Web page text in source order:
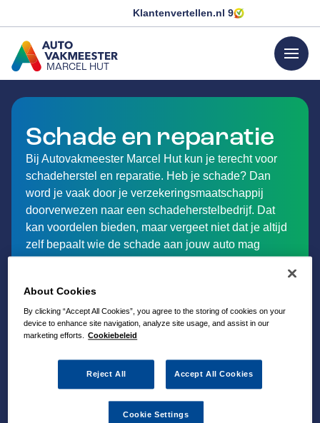
Klantenvertellen.nl 9
MARCEL HUT
GA NAAR DE HOMEPAGINA
menu
Schade en reparatie
Bij Autovakmeester Marcel Hut kun je terecht voor
schadeherstel en reparatie. Heb je schade? Dan
word je vaak door je verzekeringsmaatschappij
doorverwezen naar een schadeherstelbedrijf. Dat
kan voordelen bieden, maar vergeet niet dat je altijd
zelf bepaalt wie de schade aan jouw auto mag
opnemen. Ontdek hieronder meer over
schadeherstel bij Autovakmeester Marcel Hut in
Laren.
About Cookies
By clicking “Accept All Cookies”, you agree to the storing of cookies on your
device to enhance site navigation, analyze site usage, and assist in our
marketing efforts. Cookiebeleid
Reject All Accept All Cookies
Cookie Settings